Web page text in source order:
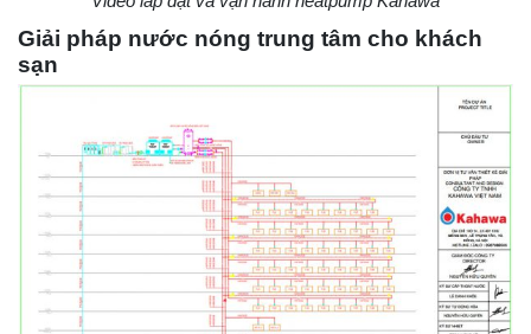
Giải pháp nước nóng trung tâm cho khách
sạn